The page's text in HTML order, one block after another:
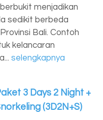
menjadikan
sedikit berbeda
Bali. Contoh
kelancaran
selengkapnya
3 Days 2 Night +
(3D2N+S)